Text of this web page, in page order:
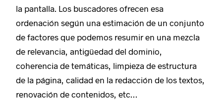
la pantalla. Los buscadores ofrecen esa
ordenación según una estimación de un conjunto
de factores que podemos resumir en una mezcla
de relevancia, antigüedad del dominio,
coherencia de temáticas, limpieza de estructura
de la página, calidad en la redacción de los textos,
renovación de contenidos, etc…